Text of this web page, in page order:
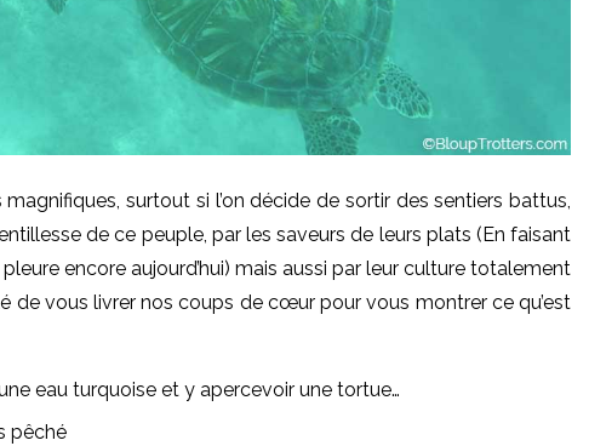
surtout si l’on décide de sortir des sentiers battus,
de ce peuple, par les saveurs de leurs plats (En faisant
encore aujourd’hui) mais aussi par leur culture totalement
de vous livrer nos coups de cœur pour vous montrer ce qu’est
eau turquoise et y apercevoir une tortue…
pêché